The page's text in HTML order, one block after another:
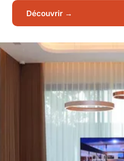
Découvrir →